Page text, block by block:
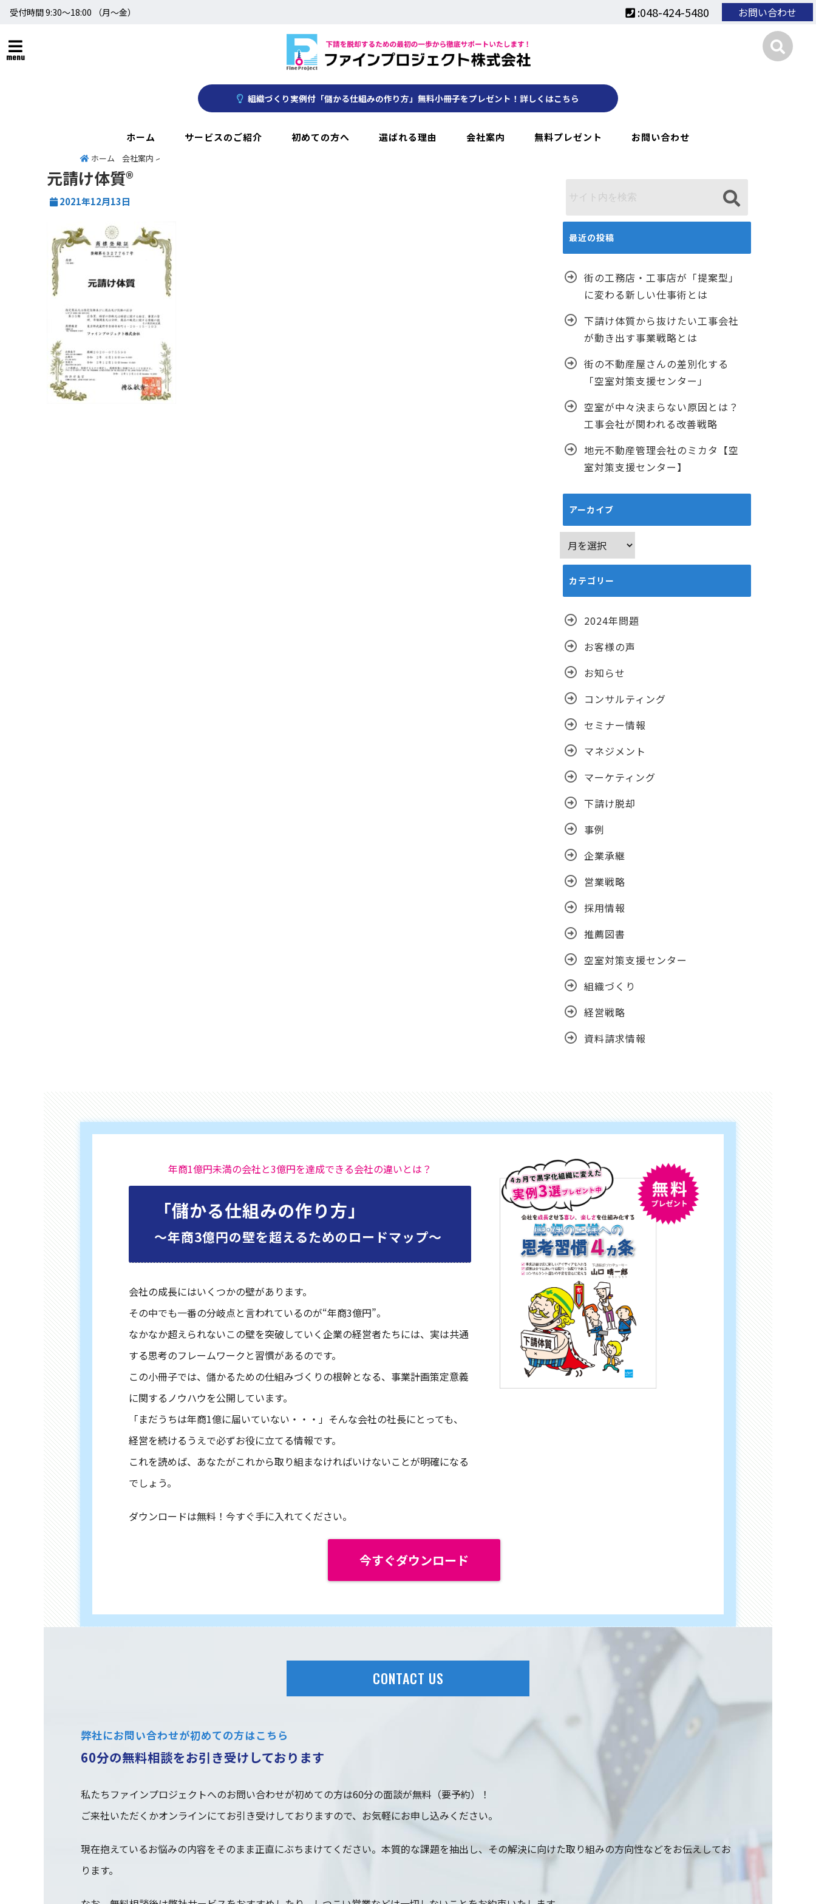
受付時間 9:30～18:00 （月〜金） お問い合わせ
:048-424-5480
menu
組織づくり実例付「儲かる仕組みの作り方」無料小冊子をプレゼント！詳しくはこちら
ホーム サービスのご紹介 初めての方へ 選ばれる理由 会社案内 無料プレゼント お問い合わせ
ホーム 会社案内 >
元請け体質®
2021年12月13日
最近の投稿
街の工務店・工事店が「提案型」
に変わる新しい仕事術とは
下請け体質から抜けたい工事会社
が動き出す事業戦略とは
街の不動産屋さんの差別化する
「空室対策支援センター」
空室が中々決まらない原因とは？
工事会社が関われる改善戦略
地元不動産管理会社のミカタ【空
室対策支援センター】
アーカイブ
ー
カ
ブ
カテゴリー
2024年問題
お客様の声
お知らせ
コンサルティング
セミナー情報
マネジメント
マーケティング
下請け脱却
事例
企業承継
営業戦略
採用情報
推薦図書
空室対策支援センター
組織づくり
経営戦略
資料請求情報
年商1億円未満の会社と3億円を達成できる会社の違いとは？
「儲かる仕組みの作り方」
〜年商3億円の壁を超えるためのロードマップ〜
会社の成長にはいくつかの壁があります。
その中でも一番の分岐点と言われているのが“年商3億円”。
なかなか超えられないこの壁を突破していく企業の経営者たちには、実は共通
する思考のフレームワークと習慣があるのです。
この小冊子では、儲かるための仕組みづくりの根幹となる、事業計画策定意義
に関するノウハウを公開しています。
「まだうちは年商1億に届いていない・・・」そんな会社の社長にとっても、
経営を続けるうえで必ずお役に立てる情報です。
これを読めば、あなたがこれから取り組まなければいけないことが明確になる
でしょう。
ダウンロードは無料！今すぐ手に入れてください。
今すぐダウンロード
CONTACT US
弊社にお問い合わせが初めての方はこちら
60分の無料相談をお引き受けしております
私たちファインプロジェクトへのお問い合わせが初めての方は60分の面談が無料（要予約）！
ご来社いただくかオンラインにてお引き受けしておりますので、お気軽にお申し込みください。
現在抱えているお悩みの内容をそのまま正直にぶちまけてください。本質的な課題を抽出し、その解決に向けた取り組みの方向性などをお伝えしてお
ります。